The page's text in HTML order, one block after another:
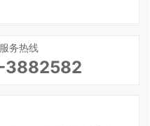
服务热线
3882582